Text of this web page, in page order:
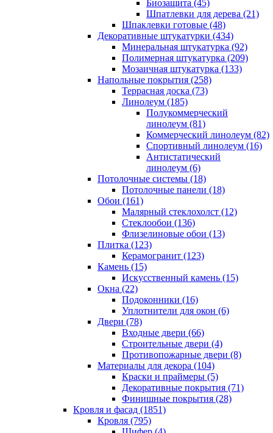
Биозащита (45)
Шпатлевки для дерева (21)
Шпаклевки готовые (48)
Декоративные штукатурки (434)
Минеральная штукатурка (92)
Полимерная штукатурка (209)
Мозаичная штукатурка (133)
Напольные покрытия (258)
Террасная доска (73)
Линолеум (185)
Полукоммерческий
линолеум (81)
Коммерческий линолеум (82)
Спортивный линолеум (16)
Антистатический
линолеум (6)
Потолочные системы (18)
Потолочные панели (18)
Обои (161)
Малярный стеклохолст (12)
Стеклообои (136)
Флизелиновые обои (13)
Плитка (123)
Керамогранит (123)
Камень (15)
Искусственный камень (15)
Окна (22)
Подоконники (16)
Уплотнители для окон (6)
Двери (78)
Входные двери (66)
Строительные двери (4)
Противопожарные двери (8)
Материалы для декора (104)
Краски и праймеры (5)
Декоративные покрытия (71)
Финишные покрытия (28)
Кровля и фасад (1851)
Кровля (795)